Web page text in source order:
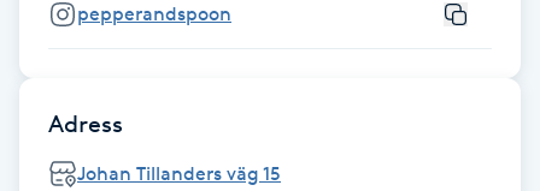
Föning
pepperandspoon
Adress
Johan Tillanders väg 15